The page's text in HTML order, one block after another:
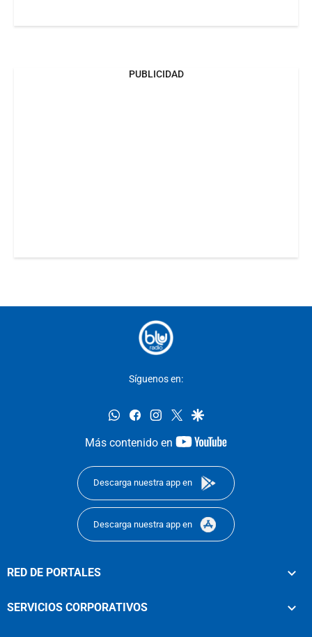
PUBLICIDAD
Síguenos en:
whatsappfacebookinstagram
twittergoogle
Más contenido en
youtube-
Descarga nuestra app en
Descarga nuestra app en
RED DE PORTALES
SERVICIOS CORPORATIVOS